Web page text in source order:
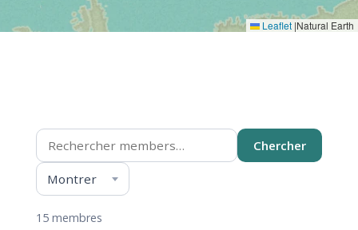
Leaflet |Natural Earth
Répertoire Members Chercher
Montrer
Tout
15 membres